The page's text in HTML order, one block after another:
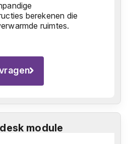
berekenen die
ruimtes.
module